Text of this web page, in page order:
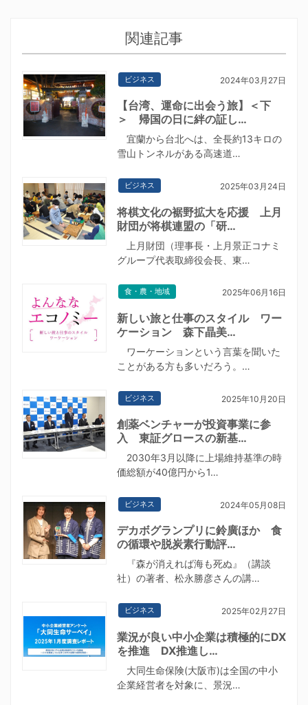
関連記事
ビジネス 2024年03月27日
【台湾、運命に出会う旅】＜下
＞ 帰国の日に絆の証し…
宜蘭から台北へは、全長約13キロの
雪山トンネルがある高速道…
ビジネス 2025年03月24日
将棋文化の裾野拡大を応援 上月
財団が将棋連盟の「研…
上月財団（理事長・上月景正コナミ
グループ代表取締役会長、東…
食・農・地域 2025年06月16日
新しい旅と仕事のスタイル ワー
ケーション 森下晶美…
ワーケーションという言葉を聞いた
ことがある方も多いだろう。…
ビジネス 2025年10月20日
創薬ベンチャーが投資事業に参
入 東証グロースの新基…
2030年3月以降に上場維持基準の時
価総額が40億円から1…
ビジネス 2024年05月08日
デカボグランプリに鈴廣ほか 食
の循環や脱炭素行動評…
『森が消えれば海も死ぬ』（講談
社）の著者、松永勝彦さんの講…
ビジネス 2025年02月27日
業況が良い中小企業は積極的にDX
を推進 DX推進し…
大同生命保険(大阪市)は全国の中小
企業経営者を対象に、景況…